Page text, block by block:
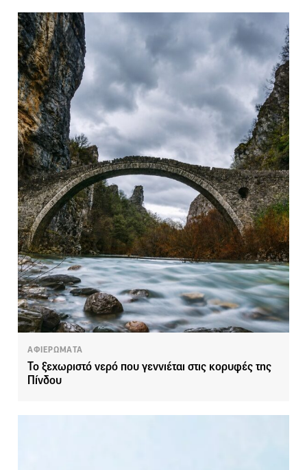
ΑΦΙΕΡΩΜΑΤΑ
Το ξεχωριστό νερό που γεννιέται στις κορυφές της
Πίνδου